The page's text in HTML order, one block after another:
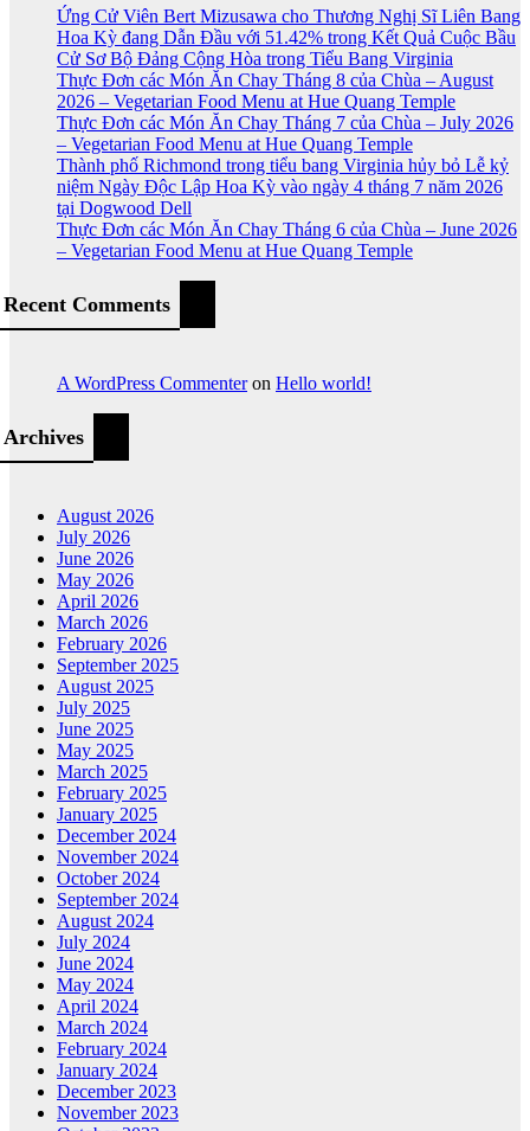
Ứng Cử Viên Bert Mizusawa cho Thương Nghị Sĩ Liên Bang
Hoa Kỳ đang Dẫn Đầu với 51.42% trong Kết Quả Cuộc Bầu
Cử Sơ Bộ Đảng Cộng Hòa trong Tiểu Bang Virginia
Thực Đơn các Món Ăn Chay Tháng 8 của Chùa – August
2026 – Vegetarian Food Menu at Hue Quang Temple
Thực Đơn các Món Ăn Chay Tháng 7 của Chùa – July 2026
– Vegetarian Food Menu at Hue Quang Temple
Thành phố Richmond trong tiểu bang Virginia hủy bỏ Lễ kỷ
niệm Ngày Độc Lập Hoa Kỳ vào ngày 4 tháng 7 năm 2026
tại Dogwood Dell
Thực Đơn các Món Ăn Chay Tháng 6 của Chùa – June 2026
– Vegetarian Food Menu at Hue Quang Temple
Recent Comments
A WordPress Commenteron Hello world!
Archives
August 2026
July 2026
June 2026
May 2026
April 2026
March 2026
February 2026
September 2025
August 2025
July 2025
June 2025
May 2025
March 2025
February 2025
January 2025
December 2024
November 2024
October 2024
September 2024
August 2024
July 2024
June 2024
May 2024
April 2024
March 2024
February 2024
January 2024
December 2023
November 2023